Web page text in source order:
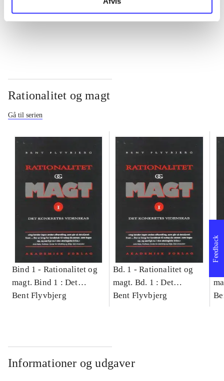
Rationalitet og magt
Gå til serien
Bind 1 - Rationalitet og
magt. Bind 1 : Det
konkretes videnskab
Bent Flyvbjerg
Bd. 1 -Rationalitet og
magt. Bd. 1 : Det
konkretes videnskab
Bent Flyvbjerg
Informationer og udgaver
Feedback